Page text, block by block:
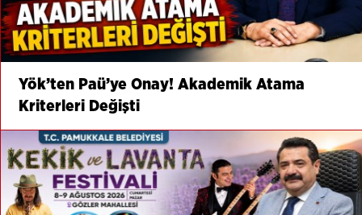
Yök’ten Paü’ye Onay! Akademik Atama
Kriterleri Değişti